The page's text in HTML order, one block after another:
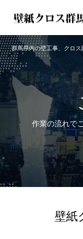
群馬県内の壁工事、クロ
作業の流れで
壁紙